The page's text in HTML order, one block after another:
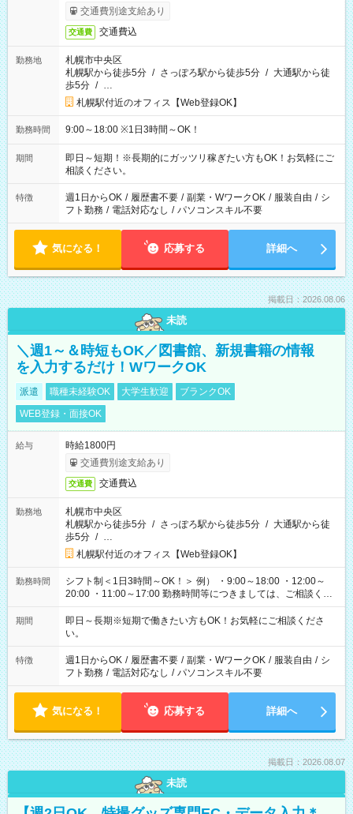
交通費別途支給あり
交通費 交通費込
勤務地
札幌市中央区
札幌駅から徒歩5分 / さっぽろ駅から徒歩5分 / 大通駅から徒
歩5分 / …
札幌駅付近のオフィス【Web登録OK】
勤務時間 9:00～18:00 ※1日3時間～OK！
期間
即日～短期！※長期的にガッツリ稼ぎたい方もOK！お気軽にご
相談ください。
特徴 週1日からOK / 履歴書不要 / 副業・WワークOK / 服装自由 / シ
フト勤務 / 電話対応なし / パソコンスキル不要
気になる！ 応募する 詳細へ
掲載日：2026.08.06
未読
＼週1～＆時短もOK／図書館、新規書籍の情報
を入力するだけ！WワークOK
派遣 職種未経験OK 大学生歓迎
ブランクOK
WEB登録・面接OK
給与
時給1800円
交通費別途支給あり
交通費 交通費込
勤務地
札幌市中央区
札幌駅から徒歩5分 / さっぽろ駅から徒歩5分 / 大通駅から徒
歩5分 / …
札幌駅付近のオフィス【Web登録OK】
勤務時間
シフト制＜1日3時間～OK！＞ 例） ・9:00～18:00 ・12:00～
20:00 ・11:00～17:00 勤務時間等につきましては、ご相談くだ
さい。
期間
即日～長期※短期で働きたい方もOK！お気軽にご相談くださ
い。
特徴 週1日からOK / 履歴書不要 / 副業・WワークOK / 服装自由 / シ
フト勤務 / 電話対応なし / パソコンスキル不要
気になる！ 応募する 詳細へ
掲載日：2026.08.07
未読